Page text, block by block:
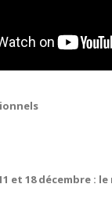
et 18 décembre :